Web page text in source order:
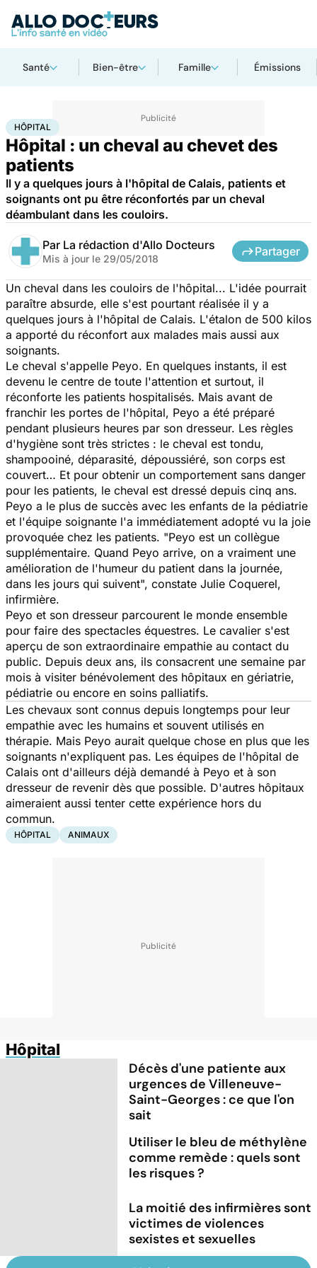
Santé Bien-être Famille Émissions
AccueilSanté
HÔPITAL
Hôpital : un cheval au chevet des
patients
Il y a quelques jours à l'hôpital de Calais, patients et
soignants ont pu être réconfortés par un cheval
déambulant dans les couloirs.
Par La rédaction d'Allo Docteurs
Mis à jour le 29/05/2018
Partager
Un cheval dans les couloirs de l'hôpital... L'idée pourrait
paraître absurde, elle s'est pourtant réalisée il y a
quelques jours à l'hôpital de Calais. L'étalon de 500 kilos
a apporté du réconfort aux malades mais aussi aux
soignants.
Le cheval s'appelle Peyo. En quelques instants, il est
devenu le centre de toute l'attention et surtout, il
réconforte les patients hospitalisés. Mais avant de
franchir les portes de l'hôpital, Peyo a été préparé
pendant plusieurs heures par son dresseur. Les règles
d'hygiène sont très strictes : le cheval est tondu,
shampooiné, déparasité, dépoussiéré, son corps est
couvert… Et pour obtenir un comportement sans danger
pour les patients, le cheval est dressé depuis cinq ans.
Peyo a le plus de succès avec les enfants de la pédiatrie
et l'équipe soignante l'a immédiatement adopté vu la joie
provoquée chez les patients. "Peyo est un collègue
supplémentaire. Quand Peyo arrive, on a vraiment une
amélioration de l'humeur du patient dans la journée,
dans les jours qui suivent", constate Julie Coquerel,
infirmière.
Peyo et son dresseur parcourent le monde ensemble
pour faire des spectacles équestres. Le cavalier s'est
aperçu de son extraordinaire empathie au contact du
public. Depuis deux ans, ils consacrent une semaine par
mois à visiter bénévolement des hôpitaux en gériatrie,
pédiatrie ou encore en soins palliatifs.
Les chevaux sont connus depuis longtemps pour leur
empathie avec les humains et souvent utilisés en
thérapie. Mais Peyo aurait quelque chose en plus que les
soignants n'expliquent pas. Les équipes de l'hôpital de
Calais ont d'ailleurs déjà demandé à Peyo et à son
dresseur de revenir dès que possible. D'autres hôpitaux
aimeraient aussi tenter cette expérience hors du
commun.
HÔPITAL ANIMAUX
Hôpital
Décès d'une patiente aux
urgences de Villeneuve-
Saint-Georges : ce que l'on
sait
Utiliser le bleu de méthylène
comme remède : quels sont
les risques ?
La moitié des infirmières sont
victimes de violences
sexistes et sexuelles